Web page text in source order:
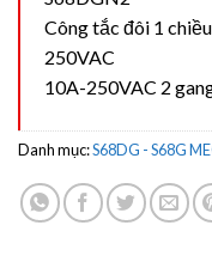
Công tắc đôi 1
250VAC
10A-250VAC 2
Danh mục:S68DG - S68G